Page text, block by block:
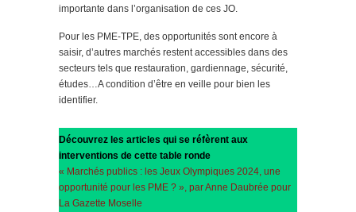
importante dans l’organisation de ces JO.
Pour les PME-TPE, des opportunités sont encore à
saisir, d’autres marchés restent accessibles dans des
secteurs tels que restauration, gardiennage, sécurité,
études…A condition d’être en veille pour bien les
identifier.
Découvrez les articles qui se réfèrent aux
interventions de cette table ronde
« Marchés publics : les Jeux Olympiques 2024, une
opportunité pour les PME ? », par Anne Daubrée pour
La Gazette Moselle